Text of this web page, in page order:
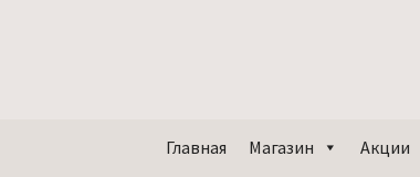
Главная Магазин Акции